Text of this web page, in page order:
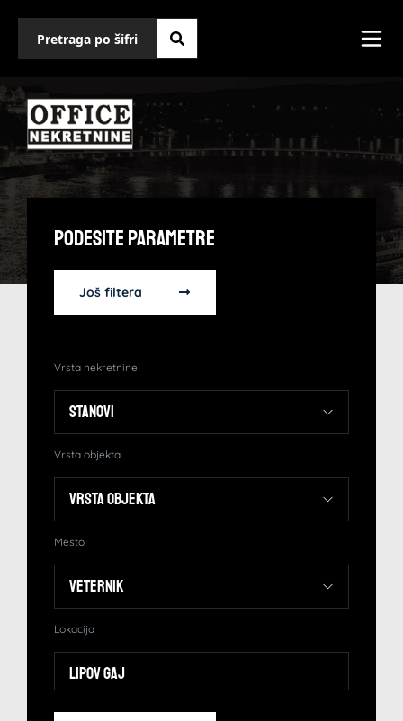
Podesite Parametre
Još filtera
Vrsta nekretnine
Vrsta objekta
Mesto
Lokacija
Lipov gaj